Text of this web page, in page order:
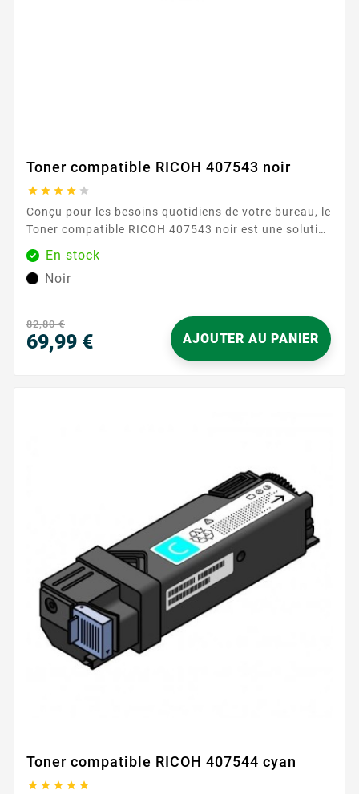
Toner compatible RICOH 407543 noir
    
Conçu pour les besoins quotidiens de votre bureau, le
Toner compatible RICOH 407543 noir est une solution
fiable et simple à utiliser pour toutes vos impressions
en noir et blanc. Spécialement pensé pour les
imprimantes de la catégorie RICOH SPC250 , il
offre une expérience d’impression sereine, page
après...
En stock
Noir
82,80 €
69,99 € AJOUTER AU PANIER
Toner compatible RICOH 407544 cyan
    